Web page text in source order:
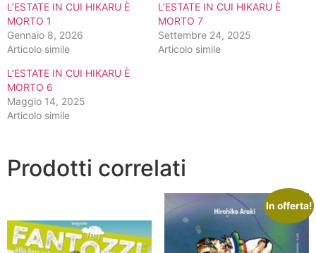
L’ESTATE IN CUI HIKARU È
MORTO 1
Gennaio 8, 2026
Articolo simile
L’ESTATE IN CUI HIKARU È
MORTO 7
Settembre 24, 2025
Articolo simile
L’ESTATE IN CUI HIKARU È
MORTO 6
Maggio 14, 2025
Articolo simile
Prodotti correlati
In offerta!